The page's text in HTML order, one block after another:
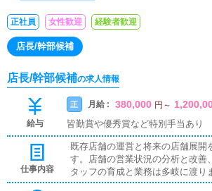
正社員 女性歓迎 経験者歓迎
店長/幹部候補
店長/幹部候補の求人情報
給与
正 月給 : 380,000 円 ～
皆勤賞や優秀賞など特別手当あり
仕事内容
既存店舗の運営と将来の店舗展開
す。店舗の営業状況の分析と改善
タッフの育成と業務は多岐に渡り
なしながら、様々な考えを持つス